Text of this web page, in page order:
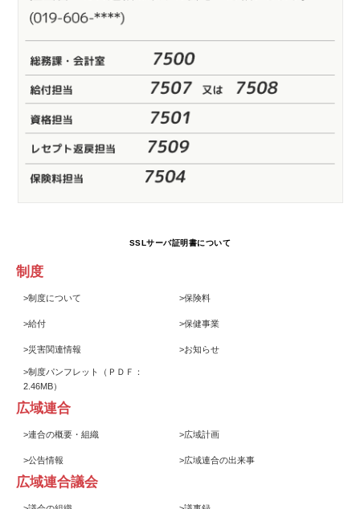
SSLサーバ証明書について
制度
>制度について >保険料
>給付 >保健事業
>災害関連情報 >お知らせ
>制度パンフレット
（ＰＤＦ：
2.46MB）
広域連合
>連合の概要・組織 >広域計画
>公告情報 >広域連合の出来事
広域連合議会